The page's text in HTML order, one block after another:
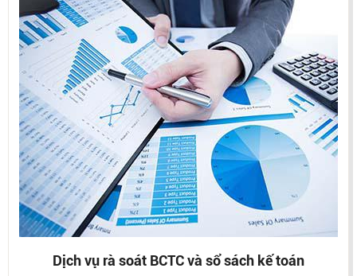
Dịch vụ rà soát BCTC và sổ sách kế toán